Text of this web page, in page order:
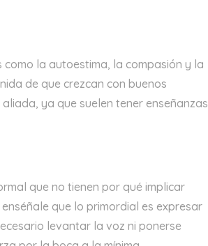
la autoestima, la compasión y la
de que crezcan con buenos
ya que suelen tener enseñanzas
que no tienen por qué implicar
que lo primordial es expresar
levantar la voz ni ponerse